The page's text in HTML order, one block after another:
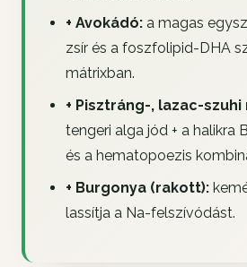
+ Avokádó:a magas
zsír és a foszfolipid-DHA
mátrixban.
+ Pisztráng-, lazac-
tengeri alga jód + a halikra
és a hematopoezis
+ Burgonya (rakott):
lassítja a Na-felszívódást.